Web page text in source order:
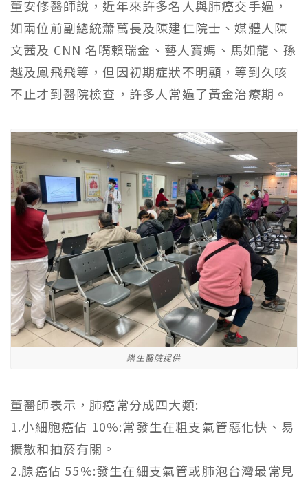
董安修醫師說，近年來許多名人與肺癌交手過，
如兩位前副總統蕭萬長及陳建仁院士、媒體人陳
文茜及 CNN 名嘴賴瑞金、藝人寶媽、馬如龍、孫
越及鳳飛飛等，但因初期症狀不明顯，等到久咳
不止才到醫院檢查，許多人常過了黃金治療期。
樂生醫院提供
董醫師表示 ， 肺癌常分成四大類:
1.小細胞癌佔 10%:常發生在粗支氣管惡化快、易
擴散和抽菸有關。
2.腺癌佔 55%:發生在細支氣管或肺泡台灣最常見